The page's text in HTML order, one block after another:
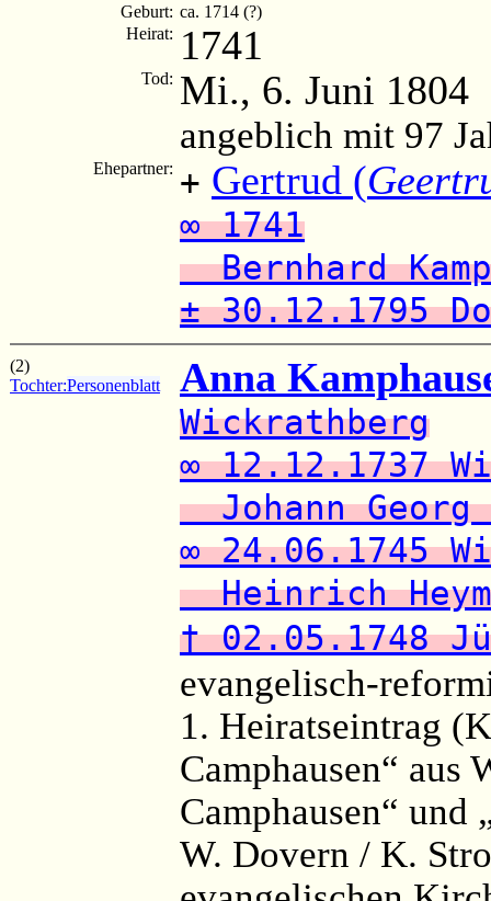
Geburt: ca. 1714 (?)
Heirat: 1741
Tod: Mi., 6. Juni 1804
angeblich mit 97
Ehepartner: + Gertrud (
∞ 1741
Bernhard
± 30.12.1795
(2)
Tochter:Personenblatt Anna
Wickrathberg
∞ 12.12.1737
Johann Georg
∞ 24.06.1745
Heinrich
† 02.05.1748
evangelisch-
1. Heiratseintrag
Camphausen“
Camphausen“ und
W. Dovern / K.